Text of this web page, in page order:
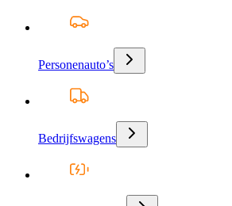
Personenauto’s
Bedrijfswagens